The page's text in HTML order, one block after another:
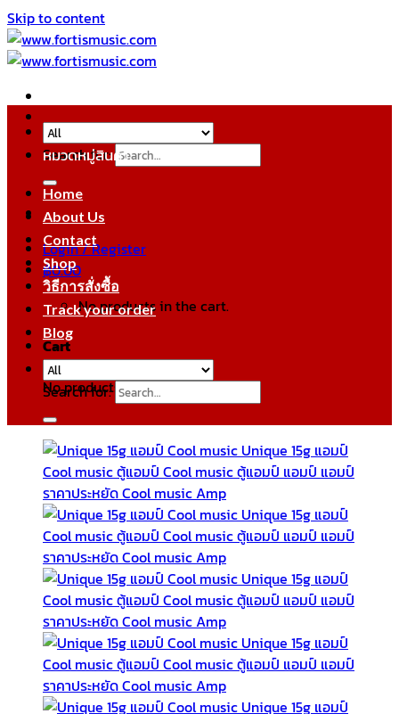
Skip to content
Search for:
Login / Register
฿0.00
No products in the cart.
Cart
No products in the cart.
หมวดหมู่สินค้า
Home
About Us
Contact
Shop
วิธีการสั่งซื้อ
Track your order
Blog
Search for: